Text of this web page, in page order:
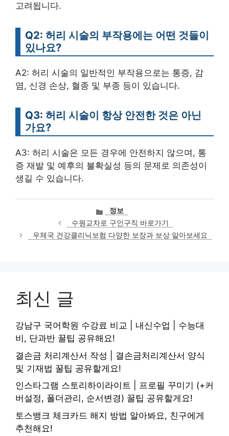
고려됩니다.
Q2: 허리 시술의 부작용에는 어떤 것들이
있나요?
A2: 허리 시술의 일반적인 부작용으로는 통증, 감
염, 신경 손상, 혈종 및 부종 등이 있습니다.
Q3: 허리 시술이 항상 안전한 것은 아닌
가요?
A3: 허리 시술은 모든 경우에 안전하지 않으며, 통
증 재발 및 예후의 불확실성 등의 문제로 의존성이
생길 수 있습니다.
카
테
고
리
정보
수원교차로 구인구직 바로가기
우체국 건강클리닉보험 다양한 보장과 보상 알아보세요
최신 글
강남구 국어학원 수강료 비교 | 내신수업 | 수능대
비, 단과반 꿀팁 공유해요!
결손금 처리계산서 작성 | 결손금처리계산서 양식
및 기재법 꿀팁 공유할게요!
인스타그램 스토리하이라이트 | 프로필 꾸미기 (+커
버설정, 폴더관리, 순서변경) 꿀팁 공유할게요!
토스뱅크 체크카드 해지 방법 알아봐요, 친구에게
추천해요!